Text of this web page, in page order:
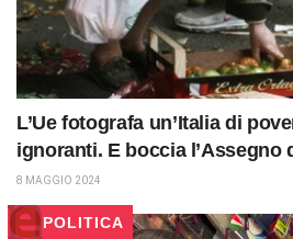
L’Ue fotografa un’Italia di
ignoranti. E boccia l’Assegno
8 MAGGIO 2024
POLITICA